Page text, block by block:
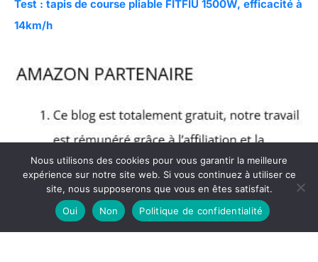
Test : tapis de course pliable FITFIU 1500W, efficacité à
14km/h
Nous utilisons des cookies pour vous garantir la meilleure
expérience sur notre site web. Si vous continuez à utiliser ce
site, nous supposerons que vous en êtes satisfait.
Oui
Non Politique de confidentialité